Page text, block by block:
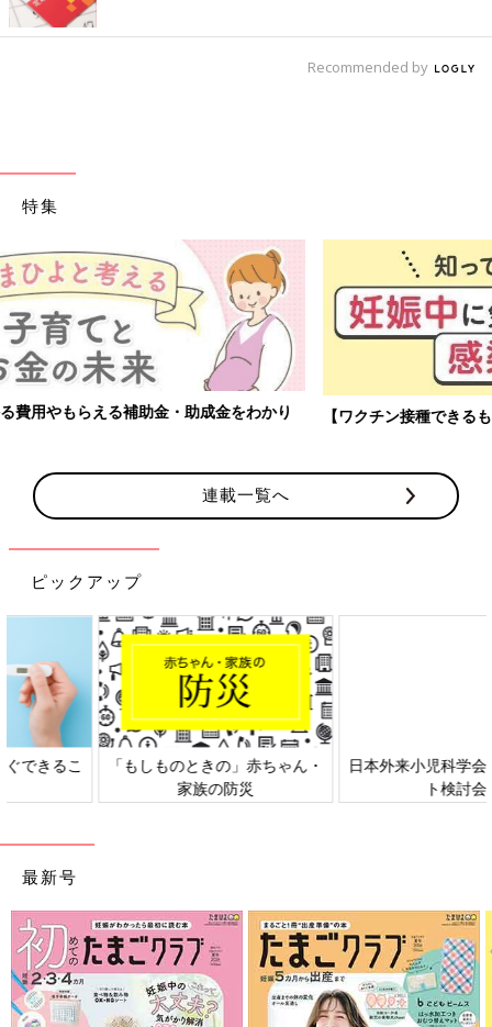
Recommended by
特集
【ワクチン接種できるものも】妊婦の感染症対策、知っておいて！
連載一覧へ
ピックアップ
日本外来小児科学会リーフレッ
六星占術 細木かおりさんの人生
最新号